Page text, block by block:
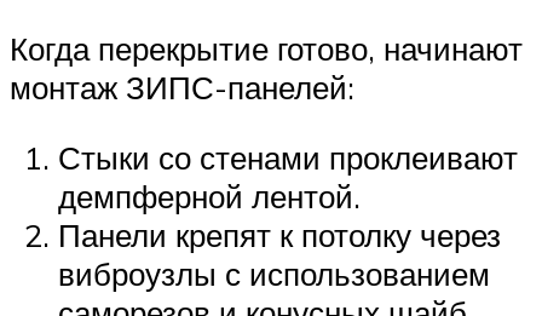
Когда перекрытие готово, начинают
монтаж ЗИПС-панелей:
Стыки со стенами проклеивают
демпферной лентой.
Панели крепят к потолку через
виброузлы с использованием